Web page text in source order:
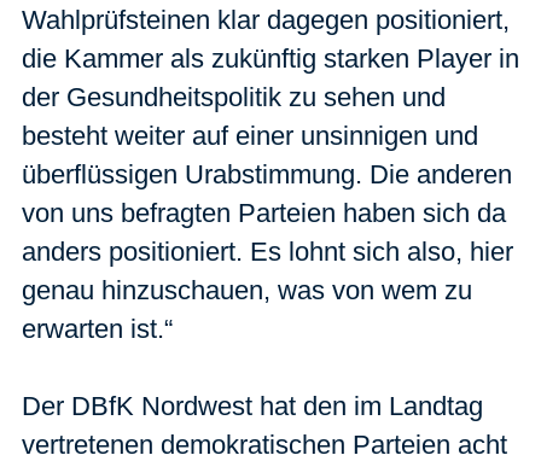
Wahlprüfsteinen klar dagegen positioniert,
die Kammer als zukünftig starken Player in
der Gesundheitspolitik zu sehen und
besteht weiter auf einer unsinnigen und
überflüssigen Urabstimmung. Die anderen
von uns befragten Parteien haben sich da
anders positioniert. Es lohnt sich also, hier
genau hinzuschauen, was von wem zu
erwarten ist.“
Der DBfK Nordwest hat den im Landtag
vertretenen demokratischen Parteien acht